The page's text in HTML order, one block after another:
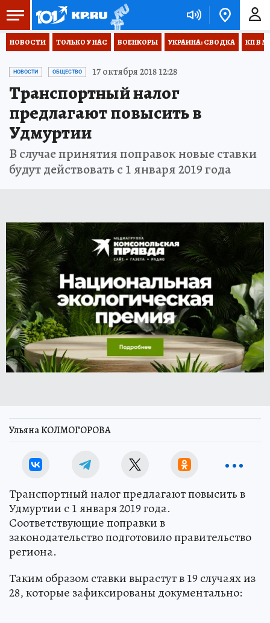
НОВОСТИ ТОЛЬКО У НАС ВОЕНКОРЫ УКРАИНА: СВОДКА КП В
НОВОСТИ ОБЩЕСТВО 17 октября 2018 12:28
Транспортный налог
предлагают повысить в
Удмуртии
В случае принятия поправок новые ставки
будут действовать с 1 января 2019 года
Ульяна КОЛМОГОРОВА
Транспортный налог предлагают повысить в
Удмуртии с 1 января 2019 года.
Соответствующие поправки в
законодательство подготовило правительство
региона.
Таким образом ставки вырастут в 19 случаях из
28, которые зафиксированы документально: